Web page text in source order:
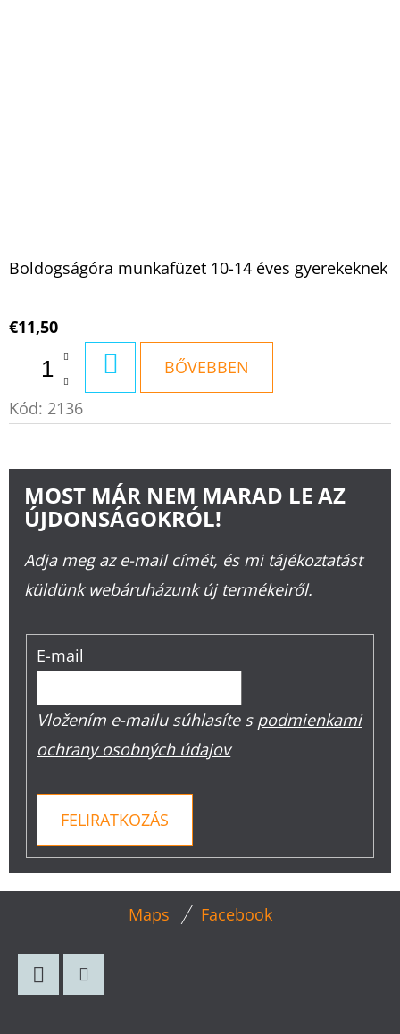
Boldogságóra munkafüzet 10-14 éves gyerekeknek
€11,50
KOSÁRBABŐVEBBEN
Kód: 2136
MOST MÁR NEM MARAD LE AZ
ÚJDONSÁGOKRÓL!
Adja meg az e-mail címét, és mi tájékoztatást
küldünk webáruházunk új termékeiről.
E-mail
Vložením e-mailu súhlasíte s podmienkami
ochrany osobných údajov
FELIRATKOZÁS
Maps Facebook